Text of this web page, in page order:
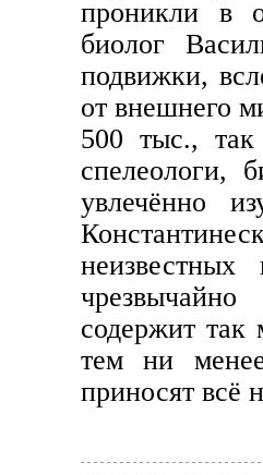
проникли в
биолог
подвижки,
от внешнего
500 тыс.,
спелеологи,
увлечённо
содержит
тем ни
приносят всё